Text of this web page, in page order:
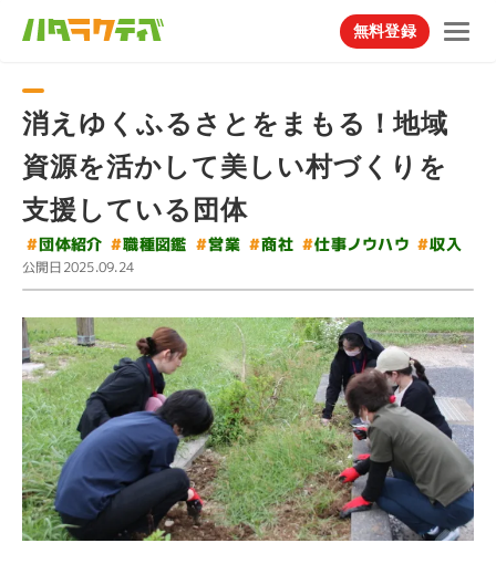
無料登録
消えゆくふるさとをまもる！地域
資源を活かして美しい村づくりを
支援している団体
#団体紹介 #職種図鑑 #営業 #商社 #仕事ノウハウ #収入
公開日2025.09.24